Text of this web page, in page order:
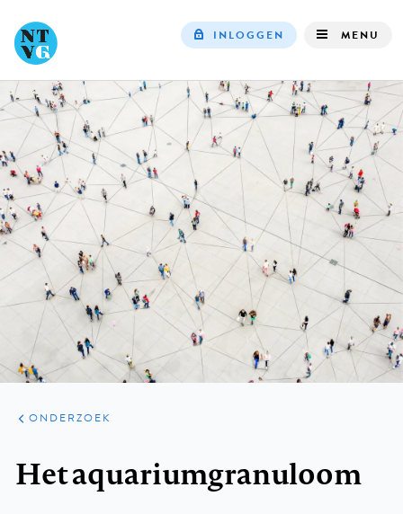
navigation
INLOGGEN MENU
ARTIKELEN
ONDERZOEK
ONDERZOEK
Het aquariumgranuloom